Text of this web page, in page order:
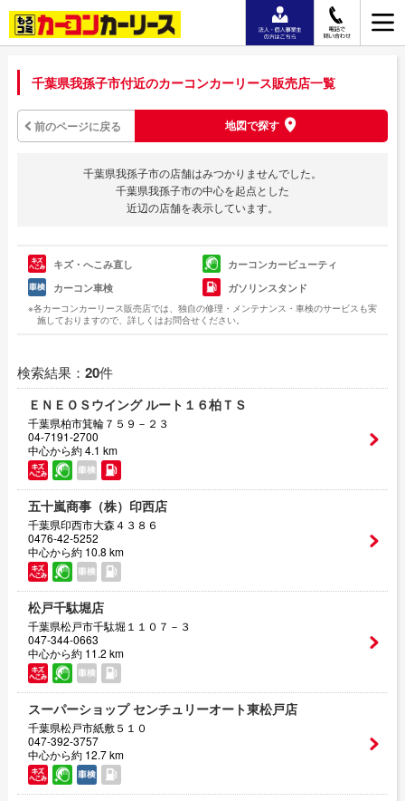
千葉県我孫子市付近のカーコンカーリース販売店一覧
前のページに戻る 地図で探す
千葉県我孫子市の店舗はみつかりませんでした。
千葉県我孫子市の中心を起点とした
近辺の店舗を表示しています。
キズ・へこみ直し
カーコンカービューティ
カーコン車検
ガソリンスタンド
※各カーコンカーリース販売店では、独自の修理・メンテナンス・車検のサービスも実
施しておりますので、詳しくはお問合せください。
検索結果： 20件
ＥＮＥＯＳウイング ルート１６柏ＴＳ
千葉県柏市箕輪７５９－２３
04-7191-2700
中心から約 4.1 km
五十嵐商事（株）印西店
千葉県印西市大森４３８６
0476-42-5252
中心から約 10.8 km
松戸千駄堀店
千葉県松戸市千駄堀１１０７－３
047-344-0663
中心から約 11.2 km
スーパーショップ センチュリーオート東松戸店
千葉県松戸市紙敷５１０
047-392-3757
中心から約 12.7 km